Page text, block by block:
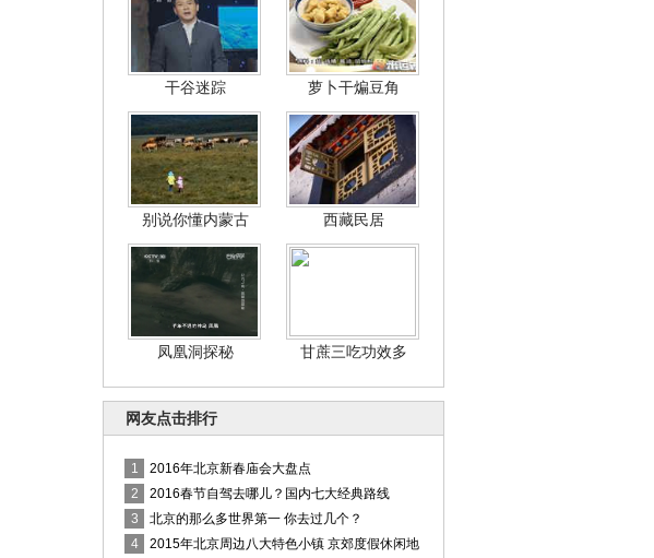
干谷迷踪 萝卜干煸豆角
别说你懂内蒙古 西藏民居
凤凰洞探秘 甘蔗三吃功效多
网友点击排行
1
2016年北京新春庙会大盘点
2
2016春节自驾去哪儿？国内七大经典路线
3
北京的那么多世界第一 你去过几个？
4
2015年北京周边八大特色小镇 京郊度假休闲地